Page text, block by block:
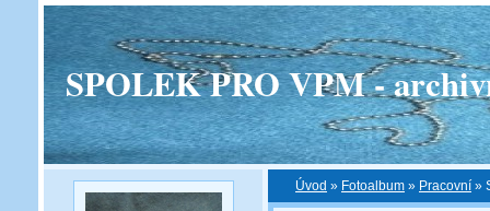
SPOLEK PRO VPM -
Úvod » Fotoalbum » Pracovní »